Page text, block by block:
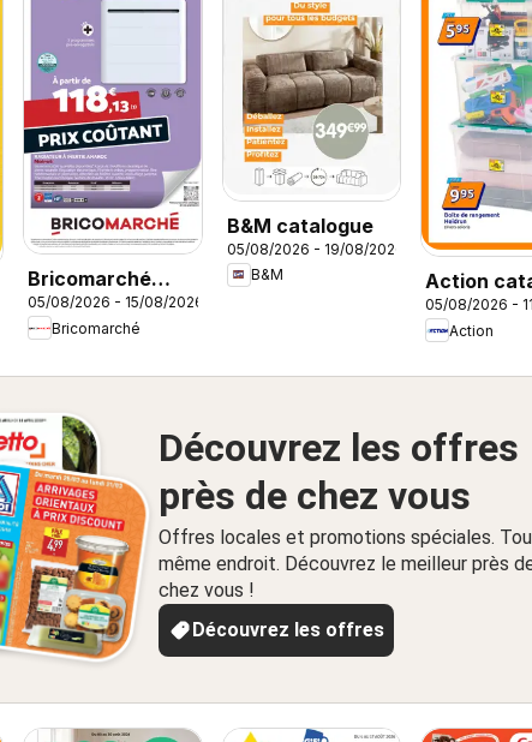
Bricomarché
catalogue
05/08/2026 - 15/08/2026
Bricomarché
B&M catalogue
05/08/2026 - 19/08/2026
B&M
Action
05/08/2026 -
Action
Découvrez les offres
près de chez vous
Offres locales et promotions spéciales.
même endroit. Découvrez le meilleur près
chez vous !
Découvrez les offres